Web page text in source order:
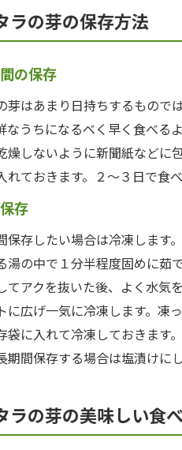
の芽の保存方法
の保存
芽はあまり日持ちするもので
なうちになるべく早く食べる
燥しないように新聞紙などに
れておきます。２～３日で食
存
保存したい場合は冷凍します
湯の中で１分半程度固めに茹
てアクを抜いた後、よく水気
に広げ一気に冷凍します。凍
袋に入れて冷凍しておきます。
間保存する場合は塩漬けにし
の芽の美味しい食